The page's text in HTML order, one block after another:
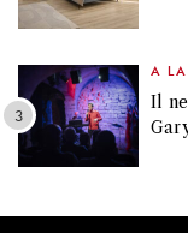
A LA
Il